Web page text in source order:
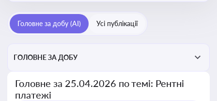
Головне за добу (AI) Усі публікації
ГОЛОВНЕ ЗА ДОБУ
Головне за 25.04.2026 по темі: Рентні
платежі